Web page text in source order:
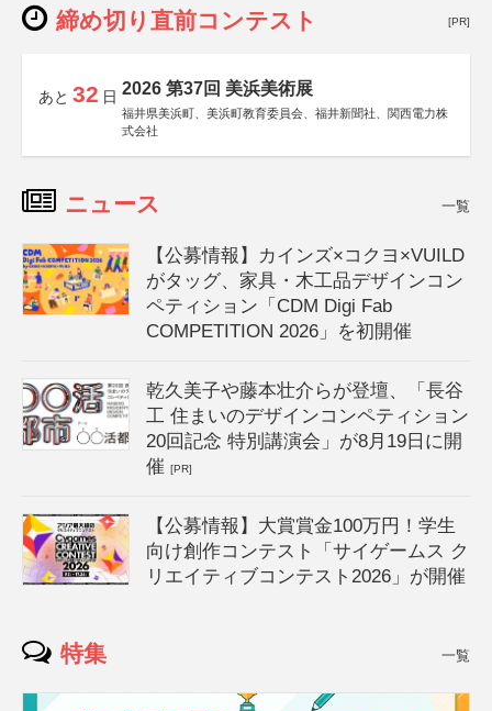
締め切り直前コンテスト [PR]
あと 32 日 2026 第37回 美浜美術展
福井県美浜町、美浜町教育委員会、福井新聞社、関西電力株
式会社
ニュース 一覧
【公募情報】カインズ×コクヨ×VUILD
がタッグ、家具・木工品デザインコン
ペティション「CDM Digi Fab
COMPETITION 2026」を初開催
乾久美子や藤本壮介らが登壇、「長谷
工 住まいのデザインコンペティション
20回記念 特別講演会」が8月19日に開
催[PR]
【公募情報】大賞賞金100万円！学生
向け創作コンテスト「サイゲームス ク
リエイティブコンテスト2026」が開催
特集 一覧